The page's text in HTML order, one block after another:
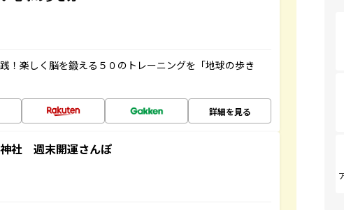
！楽しく脳を鍛える５０のトレーニングを「地球の歩き
詳細を見る
社 週末開運さんぽ